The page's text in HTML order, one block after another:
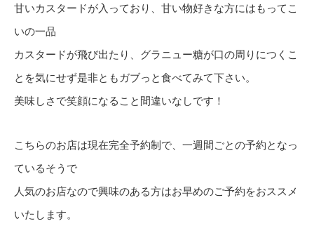
甘いカスタードが入っており、甘い物好きな方にはもってこ
いの一品
カスタードが飛び出たり、グラニュー糖が口の周りにつくこ
とを気にせず是非ともガブっと食べてみて下さい。
美味しさで笑顔になること間違いなしです！
こちらのお店は現在完全予約制で、一週間ごとの予約となっ
ているそうで
人気のお店なので興味のある方はお早めのご予約をおススメ
いたします。